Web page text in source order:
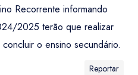
Recorrente informando
2025 terão que realizar
o ensino secundário.
Reportar